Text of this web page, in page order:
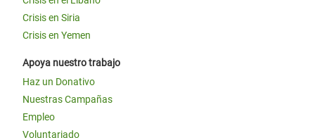
Crisis en Siria
Crisis en Yemen
Apoya nuestro trabajo
Haz un Donativo
Nuestras Campañas
Empleo
Voluntariado